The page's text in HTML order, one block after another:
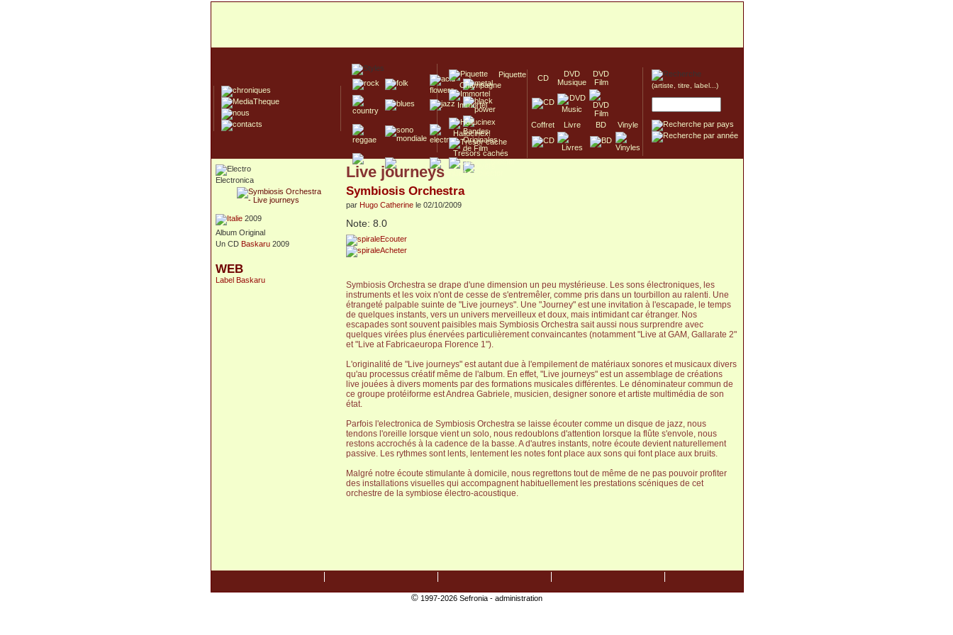
Piquette
Champagne
Immortel
Hallucinex!
Trésors cachés
Culte/Collector
CD
DVD
Musique
DVD
Film
Coffret Livre BD Vinyle
(artiste, titre, label...)
Electronica
2009
Album Original
Un CD Baskaru 2009
WEB
Label Baskaru
Live journeys
Symbiosis Orchestra
par Hugo Catherine le 02/10/2009
Note: 8.0
Ecouter
Acheter
Symbiosis Orchestra se drape d'une dimension un peu mystérieuse. Les sons électroniques, les
instruments et les voix n'ont de cesse de s'entremêler, comme pris dans un tourbillon au ralenti. Une
étrangeté palpable suinte de "Live journeys". Une "Journey" est une invitation à l'escapade, le temps
de quelques instants, vers un univers merveilleux et doux, mais intimidant car étranger. Nos
escapades sont souvent paisibles mais Symbiosis Orchestra sait aussi nous surprendre avec
quelques virées plus énervées particulièrement convaincantes (notamment "Live at GAM, Gallarate 2"
et "Live at Fabricaeuropa Florence 1").
L'originalité de "Live journeys" est autant due à l'empilement de matériaux sonores et musicaux divers
qu'au processus créatif même de l'album. En effet, "Live journeys" est un assemblage de créations
live jouées à divers moments par des formations musicales différentes. Le dénominateur commun de
ce groupe protéiforme est Andrea Gabriele, musicien, designer sonore et artiste multimédia de son
état.
Parfois l'electronica de Symbiosis Orchestra se laisse écouter comme un disque de jazz, nous
tendons l'oreille lorsque vient un solo, nous redoublons d'attention lorsque la flûte s'envole, nous
restons accrochés à la cadence de la basse. A d'autres instants, notre écoute devient naturellement
passive. Les rythmes sont lents, lentement les notes font place aux sons qui font place aux bruits.
Malgré notre écoute stimulante à domicile, nous regrettons tout de même de ne pas pouvoir profiter
des installations visuelles qui accompagnent habituellement les prestations scéniques de cet
orchestre de la symbiose électro-acoustique.
©1997-2026 Sefronia - administration